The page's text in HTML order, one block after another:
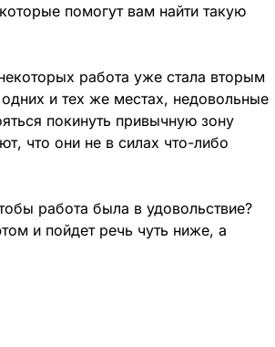
помогут вам найти такую
работа уже стала вторым
и тех же местах, недовольные
покинуть привычную зону
что они не в силах что-либо
работа была в удовольствие?
и пойдет речь чуть ниже, а